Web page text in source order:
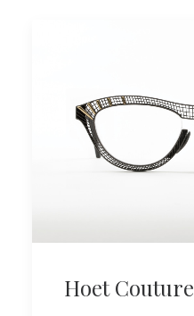
Hoet Couture